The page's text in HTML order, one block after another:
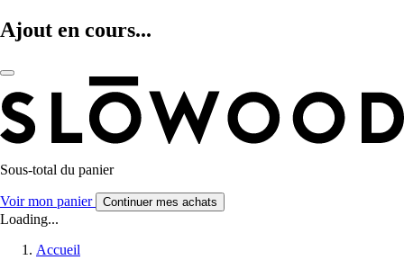
Ajout en cours...
Sous-total du panier
Voir mon panier Continuer mes achats
Loading...
Accueil